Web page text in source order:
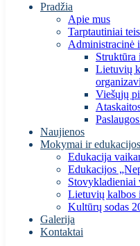
Pradžia
Apie mus
Tarptautiniai
Administracinė
Struktūra
Lietuvių
Viešųjų
Naujienos
Mokymai ir edukacijos
Edukacija
Edukacijos
Stovykladieniai
Lietuvių kalbos
Kultūrų sodas
Galerija
Kontaktai